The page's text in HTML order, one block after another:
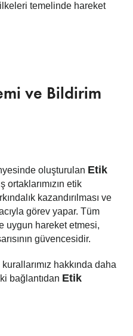
temelinde hareket
ve Bildirim
oluşturulan Etik
ortaklarımızın etik
kazandırılması ve
görev yapar. Tüm
uygun hareket etmesi,
güvencesidir.
hakkında daha
bağlantıdan Etik